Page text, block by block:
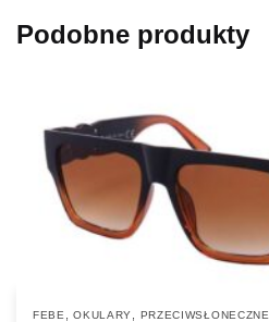
Podobne produkty
FEBE ,OKULARY PRZECIWSŁONECZNE